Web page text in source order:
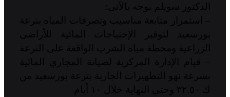
الدكتور سويلم يوجه بالآتى:
– استمرار متابعة مناسيب وتصرفات المياه بترعة
بورسعيد لتوفير الإحتياجات المائية للأراضى
الزراعية ومحطة مياه الشرب الواقعة على الترعة
– قيام الإدارة المركزية لصيانة المجاري المائية
بسرعة نهو التطهيرات الجارية بترعة بورسعيد من
ك ٣٢.٥٠ وحتى النهاية خلال ١٠ أيام